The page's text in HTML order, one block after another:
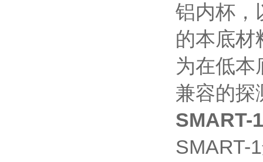
铝内杯，
的本底材
为在低本
兼容的探
SMART-
SMART-